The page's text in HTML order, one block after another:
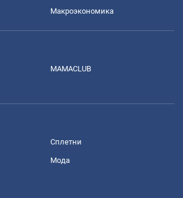
Mакроэкономика
MAMACLUB
Сплетни
Мода